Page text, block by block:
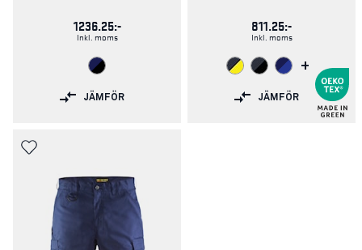
1236.25:-
Inkl. moms
JÄMFÖR
811.25:-
Inkl. moms
+
JÄMFÖR